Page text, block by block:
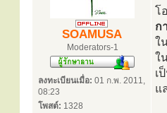
SOAMUSA
Moderators-1
ลงทะเบียนเมื่อ: 01 ก.พ. 2011,
08:23
โพสต์: 1328
โ
ก
ใ
ใ
เ
แ